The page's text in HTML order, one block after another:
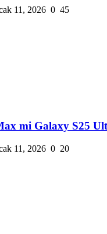
11, 2026 0 45
mi Galaxy S25
11, 2026 0 20